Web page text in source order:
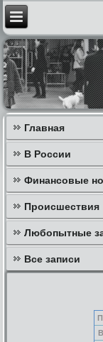
Главная
В России
Финансовые
Происшествия
Любопытные
Все записи